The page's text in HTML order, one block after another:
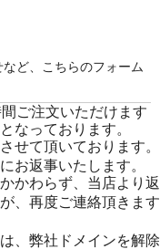
ど、こちらのフォーム
ご注文いただけます
なっております。
せて頂いております。
お返事いたします。
かわらず、当店より返
、再度ご連絡頂きます
、弊社ドメインを解除